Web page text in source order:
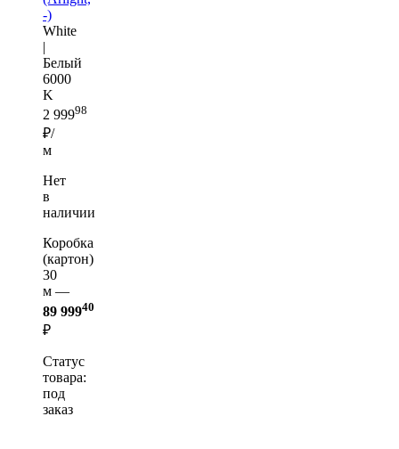
-)
White
|
Белый
6000
K
2 99998
₽/
м
Нет
в
наличии
Коробка
(картон)
30
м —
89 99940
₽
Статус
товара:
под
заказ